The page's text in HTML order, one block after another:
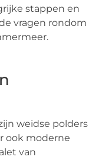
stappen en
vragen rondom
weidse polders
ook moderne
van